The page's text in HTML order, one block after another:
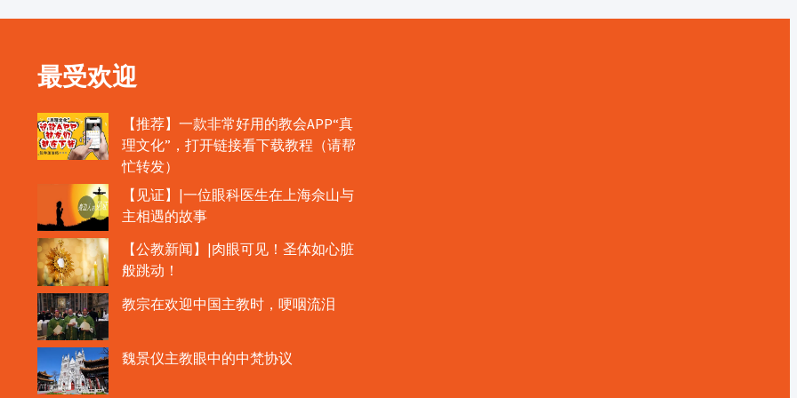
最受欢迎
【推荐】一款非常好用的教会APP“真
理文化”，打开链接看下载教程（请帮
忙转发）
【见证】|一位眼科医生在上海佘山与
主相遇的故事
【公教新闻】|肉眼可见！圣体如心脏
般跳动！
教宗在欢迎中国主教时，哽咽流泪
魏景仪主教眼中的中梵协议